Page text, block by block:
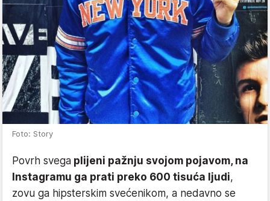
Foto: Story
Povrh svega plijeni pažnju svojom pojavom, na
Instagramu ga prati preko 600 tisuća ljudi,
zovu ga hipsterskim svećenikom, a nedavno se